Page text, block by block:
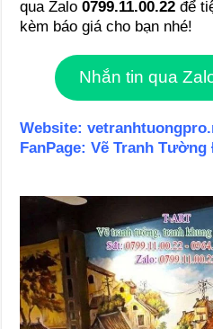
qua Zalo0799.11.00.22 để
kèm báo giá cho bạn nhé!
Nhắn tin qua
Website:
FanPage:Vẽ Tranh Tường